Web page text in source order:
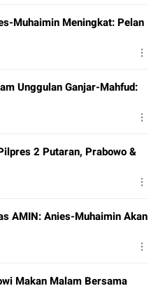
Muhaimin Meningkat: Pelan
Unggulan Ganjar-Mahfud:
2 Putaran, Prabowo &
AMIN: Anies-Muhaimin Akan
Makan Malam Bersama